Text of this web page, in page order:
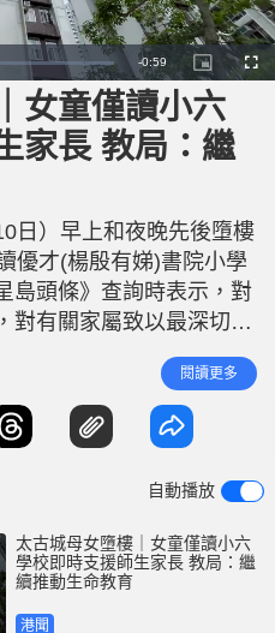
R
e
m
n
n
-0:59
P
i
c
t
u
e
-
i
c
t
r
e
F
u
女童僅讀小六
家長 教局：繼
日）早上和夜晚先後墮樓
優才(楊殷有娣)書院小學
島頭條》查詢時表示，對
對有關家屬致以最深切慰
向學校提供支援及意見。
處理小組跟進，並已安排
老師，守護並陪伴受影響
時刻。 教育局強調，會
閱讀更多
自動播放
太古城母女墮樓｜女童僅讀小六
學校即時支援師生家長 教局：繼
續推動生命教育
港聞